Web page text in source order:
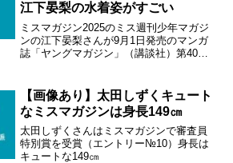
江下晏梨の水着姿がすごい
ミスマガジン2025のミス週刊少年マガジ
ンの江下晏梨さんが9月1日発売のマンガ
誌「ヤングマガジン」（講談社）第40号
【画像あり】太田しずくキュート
なミスマガジンは身長149㎝
太田しずくさんはミスマガジンで審査員
特別賞を受賞（エントリー№10）身長は
キュートな149㎝